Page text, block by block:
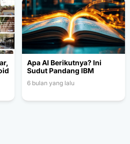
Apa AI Berikutnya? Ini
Sudut Pandang IBM
6 bulan yang lalu